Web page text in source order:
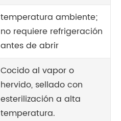
temperatura ambiente;
no requiere refrigeración
antes de abrir
Cocido al vapor o
hervido, sellado con
esterilización a alta
temperatura.